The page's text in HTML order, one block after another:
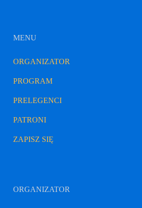
MENU
ORGANIZATOR
PROGRAM
PRELEGENCI
PATRONI
ZAPISZ SIĘ
ORGANIZATOR